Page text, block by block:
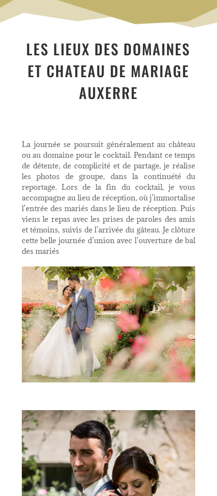
LES LIEUX DES DOMAINES
ET CHATEAU DE MARIAGE
AUXERRE
La journée se poursuit généralement au château
ou au domaine pour le cocktail. Pendant ce temps
de détente, de complicité et de partage, je réalise
les photos de groupe, dans la continuété du
reportage. Lors de la fin du cocktail, je vous
accompagne au lieu de réception, où j’immortalise
l’entrée des mariés dans le lieu de réception. Puis
viens le repas avec les prises de paroles des amis
et témoins, suivis de l’arrivée du gâteau. Je clôture
cette belle journée d’union avec l’ouverture de bal
des mariés